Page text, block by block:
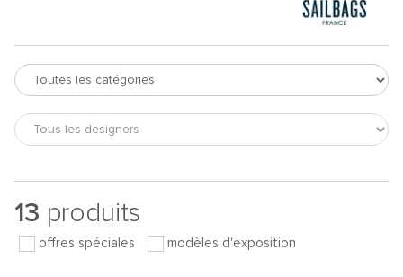
13 produits
offres spéciales modèles d'exposition